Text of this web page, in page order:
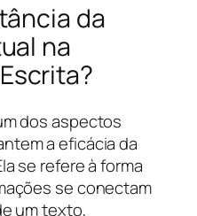
da
na
dos aspectos
a eficácia da
se refere à forma
se conectam
um texto,